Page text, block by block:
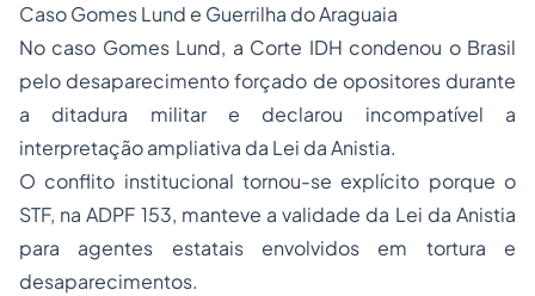
Caso Gomes Lund e Guerrilha do Araguaia
No caso Gomes Lund, a Corte IDH condenou o Brasil
pelo desaparecimento forçado de opositores durante
a ditadura militar e declarou incompatível a
interpretação ampliativa da Lei da Anistia.
O conflito institucional tornou-se explícito porque o
STF, na ADPF 153, manteve a validade da Lei da Anistia
para agentes estatais envolvidos em tortura e
desaparecimentos.